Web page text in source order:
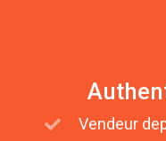
Vendeur